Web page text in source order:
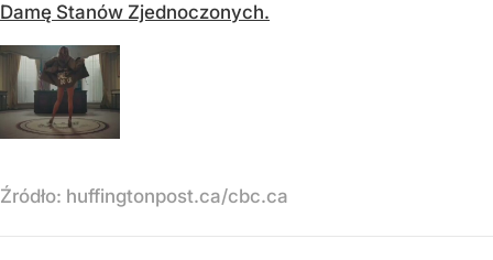
Damę Stanów Zjednoczonych.
Źródło: huffingtonpost.ca/cbc.ca